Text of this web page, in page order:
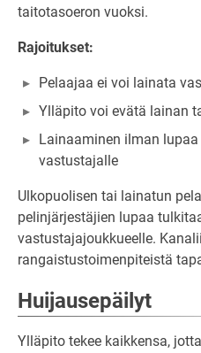
taitotasoeron vuoksi.
Rajoitukset:
Pelaajaa ei voi lainata
Ylläpito voi evätä lainan
Lainaaminen ilman
vastustajalle
Ulkopuolisen tai lainatun
pelinjärjestäjien lupaa
vastustajajoukkueelle.
rangaistustoimenpiteistä
Huijausepäilyt
Ylläpito tekee kaikkensa,